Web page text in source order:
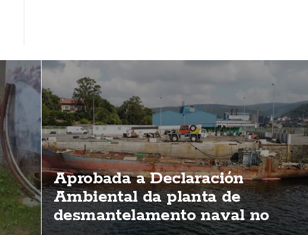
Aprobada a Declaración
Ambiental da planta de
desmantelamento naval no